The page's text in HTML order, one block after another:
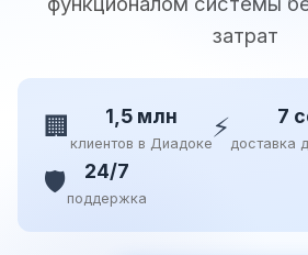
затрат
🏢 1,5 млн
клиентов в Диадоке⚡ 7
доставка
🛡️ 24/7
поддержка